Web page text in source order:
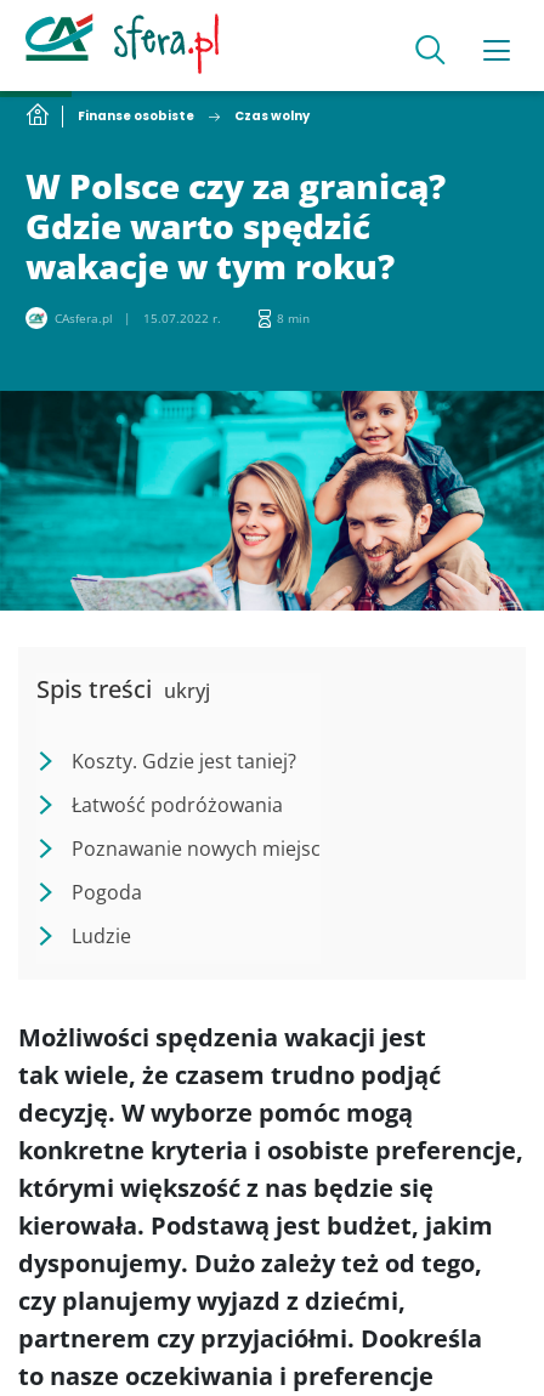
Finanse osobiste Czas wolny
W Polsce czy za granicą?
Gdzie warto spędzić
wakacje w tym roku?
CAsfera.pl 15.07.2022 r. 8 min
Spis treści ukryj
Koszty. Gdzie jest taniej?
Łatwość podróżowania
Poznawanie nowych miejsc
Pogoda
Ludzie
Możliwości spędzenia wakacji jest
tak wiele, że czasem trudno podjąć
decyzję. W wyborze pomóc mogą
konkretne kryteria i osobiste preferencje,
którymi większość z nas będzie się
kierowała. Podstawą jest budżet, jakim
dysponujemy. Dużo zależy też od tego,
czy planujemy wyjazd z dziećmi,
partnerem czy przyjaciółmi. Dookreśla
to nasze oczekiwania i preferencje